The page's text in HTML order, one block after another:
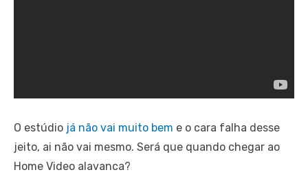
O estúdio já não vai muito bem e o cara falha desse
jeito, ai não vai mesmo. Será que quando chegar ao
Home Video alavanca?